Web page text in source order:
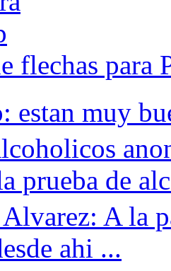
flechas para
estan muy
prueba de
A la
ahi ...